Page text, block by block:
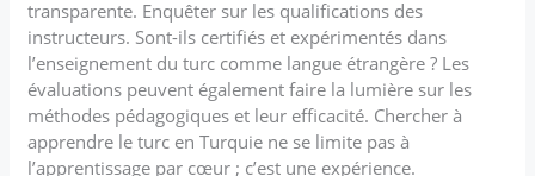
transparente. Enquêter sur les qualifications des
instructeurs. Sont-ils certifiés et expérimentés dans
l’enseignement du turc comme langue étrangère ? Les
évaluations peuvent également faire la lumière sur les
méthodes pédagogiques et leur efficacité. Chercher à
apprendre le turc en Turquie ne se limite pas à
l’apprentissage par cœur ; c’est une expérience.